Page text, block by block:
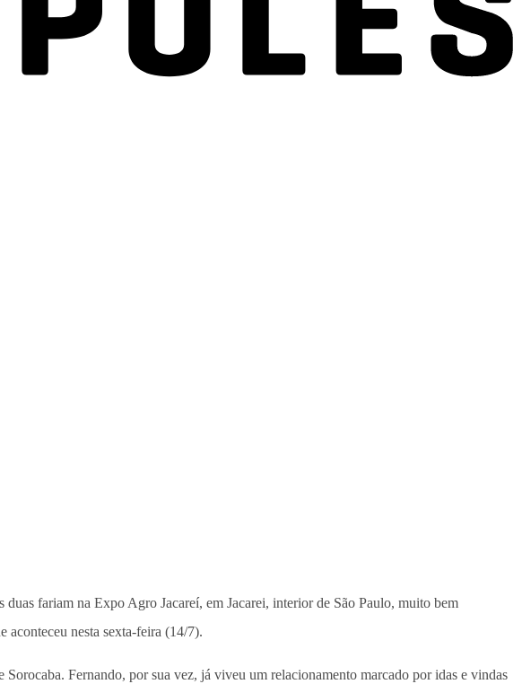
duas fariam na Expo Agro Jacareí, em Jacarei, interior de São Paulo, muito bem
aconteceu nesta sexta-feira (14/7).
Fernando, por sua vez, já viveu um relacionamento marcado por idas e vindas